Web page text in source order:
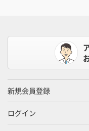
新規会員登録
ログイン